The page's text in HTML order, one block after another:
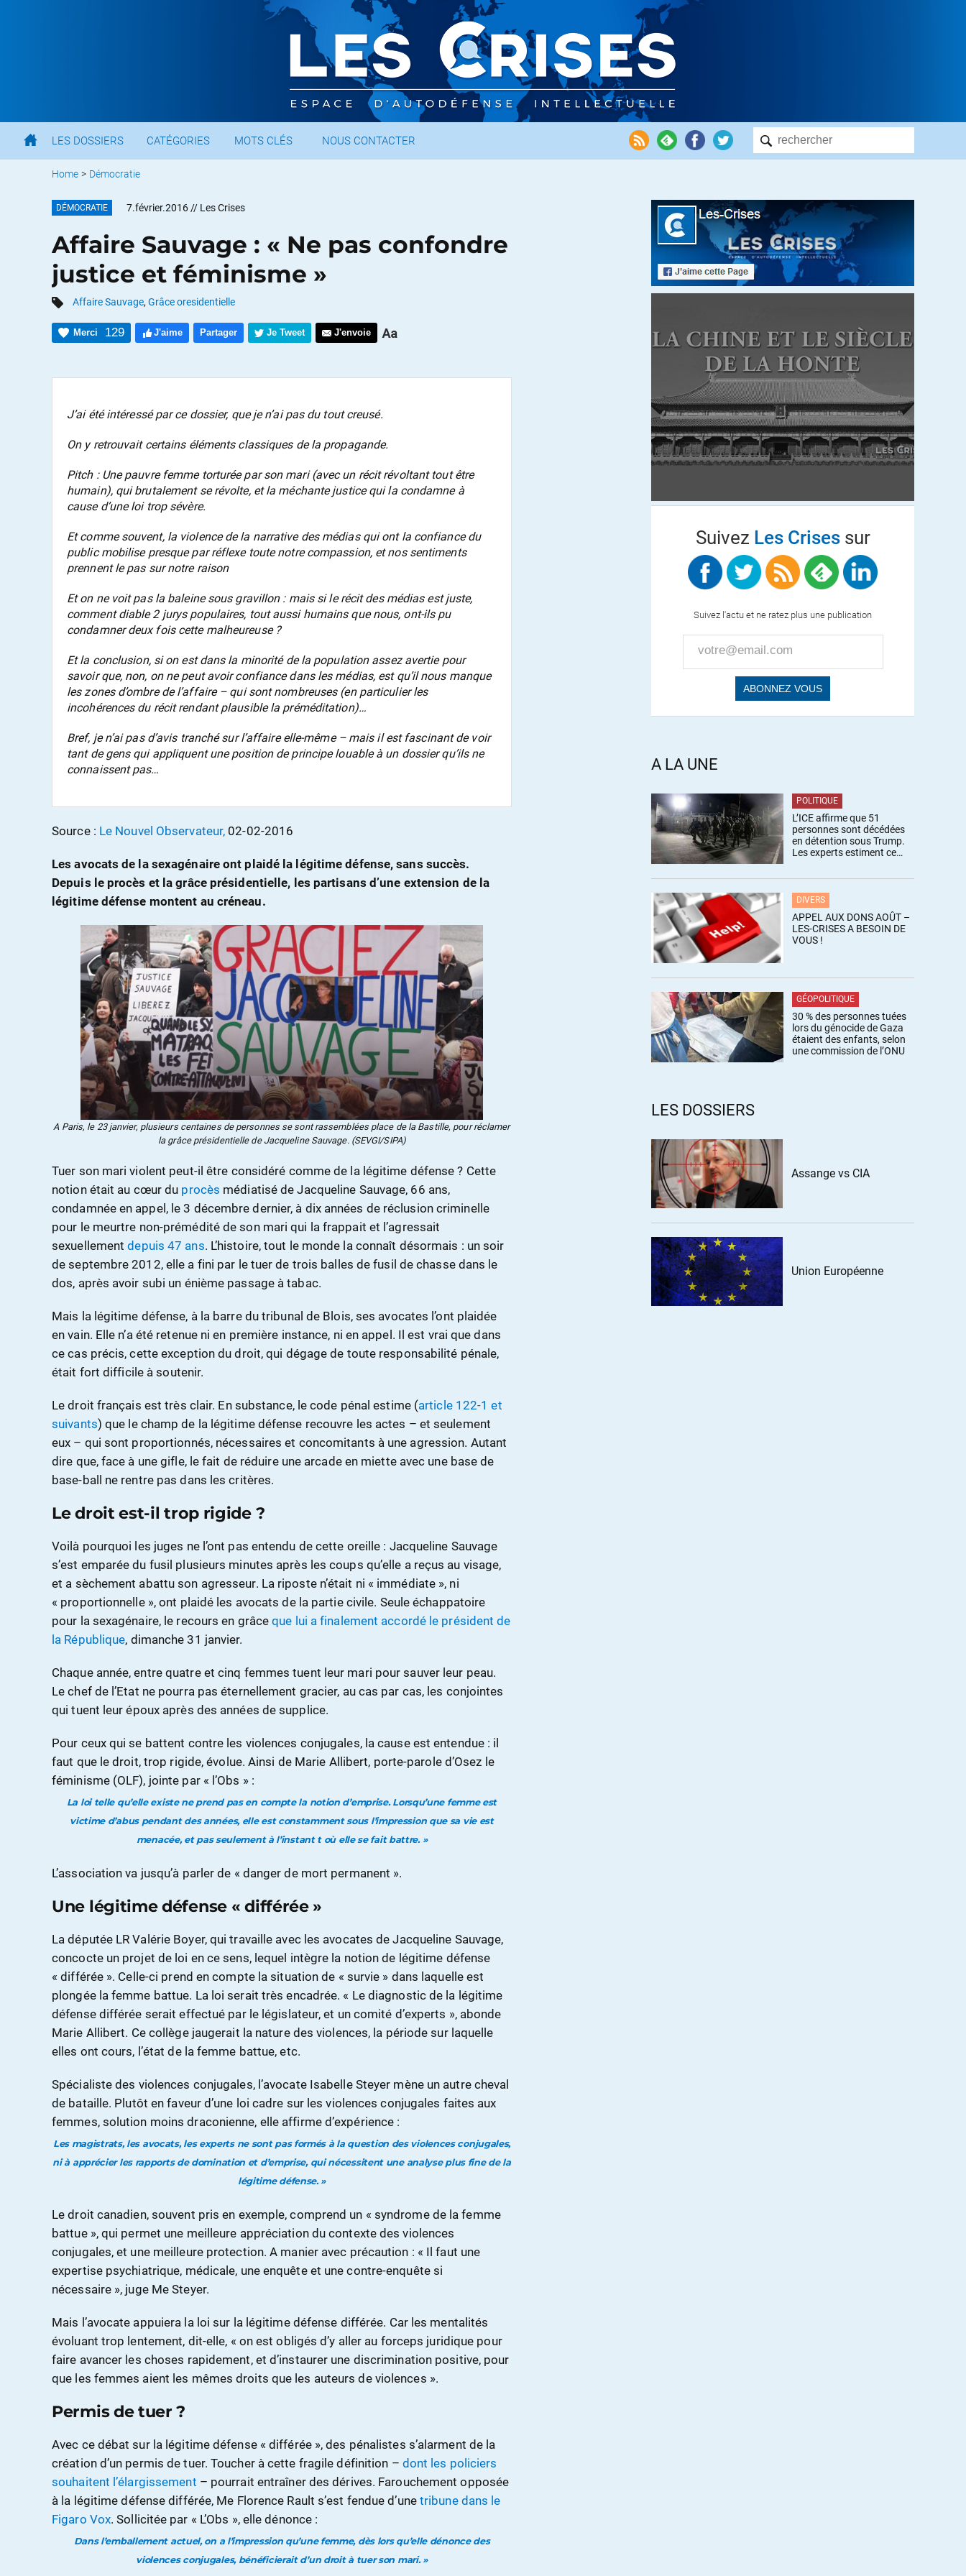
LES DOSSIERS CATÉGORIES MOTS CLÉS NOUS CONTACTER
Home > Démocratie
DÉMOCRATIE 7.février.2016 // Les Crises
Affaire Sauvage : « Ne pas confondre
justice et féminisme »
Affaire Sauvage, Grâce oresidentielle
Merci 129 J'aime Partager Je Tweet J'envoie
J’ai été intéressé par ce dossier, que je n’ai pas du tout creusé.
On y retrouvait certains éléments classiques de la propagande.
Pitch : Une pauvre femme torturée par son mari (avec un récit révoltant tout être
humain), qui brutalement se révolte, et la méchante justice qui la condamne à
cause d’une loi trop sévère.
Et comme souvent, la violence de la narrative des médias qui ont la confiance du
public mobilise presque par réflexe toute notre compassion, et nos sentiments
prennent le pas sur notre raison
Et on ne voit pas la baleine sous gravillon : mais si le récit des médias est juste,
comment diable 2 jurys populaires, tout aussi humains que nous, ont-ils pu
condamner deux fois cette malheureuse ?
Et la conclusion, si on est dans la minorité de la population assez avertie pour
savoir que, non, on ne peut avoir confiance dans les médias, est qu’il nous manque
les zones d’ombre de l’affaire – qui sont nombreuses (en particulier les
incohérences du récit rendant plausible la préméditation)…
Bref, je n’ai pas d’avis tranché sur l’affaire elle-même – mais il est fascinant de voir
tant de gens qui appliquent une position de principe louable à un dossier qu’ils ne
connaissent pas…
Source : Le Nouvel Observateur, 02-02-2016
Les avocats de la sexagénaire ont plaidé la légitime défense, sans succès.
Depuis le procès et la grâce présidentielle, les partisans d’une extension de la
légitime défense montent au créneau.
A Paris, le 23 janvier, plusieurs centaines de personnes se sont rassemblées place de la Bastille, pour réclamer
la grâce présidentielle de Jacqueline Sauvage. (SEVGI/SIPA)
Tuer son mari violent peut-il être considéré comme de la légitime défense ? Cette
notion était au cœur du procès médiatisé de Jacqueline Sauvage, 66 ans,
condamnée en appel, le 3 décembre dernier, à dix années de réclusion criminelle
pour le meurtre non-prémédité de son mari qui la frappait et l’agressait
sexuellementdepuis 47 ans. L’histoire, tout le monde la connaît désormais : un soir
de septembre 2012, elle a fini par le tuer de trois balles de fusil de chasse dans le
dos, après avoir subi un énième passage à tabac.
Mais la légitime défense, à la barre du tribunal de Blois, ses avocates l’ont plaidée
en vain. Elle n’a été retenue ni en première instance, ni en appel. Il est vrai que dans
ce cas précis, cette exception du droit, qui dégage de toute responsabilité pénale,
était fort difficile à soutenir.
Le droit français est très clair. En substance, le code pénal estime (article 122-1 et
suivants) que le champ de la légitime défense recouvre les actes – et seulement
eux – qui sont proportionnés, nécessaires et concomitants à une agression. Autant
dire que, face à une gifle, le fait de réduire une arcade en miette avec une base de
base-ball ne rentre pas dans les critères.
Le droit est-il trop rigide ?
Voilà pourquoi les juges ne l’ont pas entendu de cette oreille : Jacqueline Sauvage
s’est emparée du fusil plusieurs minutes après les coups qu’elle a reçus au visage,
et a sèchement abattu son agresseur. La riposte n’était ni « immédiate », ni
« proportionnelle », ont plaidé les avocats de la partie civile. Seule échappatoire
pour la sexagénaire, le recours en grâceque lui a finalement accordé le président de
la République, dimanche 31 janvier.
Chaque année, entre quatre et cinq femmes tuent leur mari pour sauver leur peau.
Le chef de l’Etat ne pourra pas éternellement gracier, au cas par cas, les conjointes
qui tuent leur époux après des années de supplice.
Pour ceux qui se battent contre les violences conjugales, la cause est entendue : il
faut que le droit, trop rigide, évolue. Ainsi de Marie Allibert, porte-parole d’Osez le
féminisme (OLF), jointe par « l’Obs » :
La loi telle qu’elle existe ne prend pas en compte la notion d’emprise. Lorsqu’une femme est
victime d’abus pendant des années, elle est constamment sous l’impression que sa vie est
menacée, et pas seulement à l’instant t où elle se fait battre. »
L’association va jusqu’à parler de « danger de mort permanent ».
Une légitime défense « différée »
La députée LR Valérie Boyer, qui travaille avec les avocates de Jacqueline Sauvage,
concocte un projet de loi en ce sens, lequel intègre la notion de légitime défense
« différée ». Celle-ci prend en compte la situation de « survie » dans laquelle est
plongée la femme battue. La loi serait très encadrée. « Le diagnostic de la légitime
défense différée serait effectué par le législateur, et un comité d’experts », abonde
Marie Allibert. Ce collège jaugerait la nature des violences, la période sur laquelle
elles ont cours, l’état de la femme battue, etc.
Spécialiste des violences conjugales, l’avocate Isabelle Steyer mène un autre cheval
de bataille. Plutôt en faveur d’une loi cadre sur les violences conjugales faites aux
femmes, solution moins draconienne, elle affirme d’expérience :
Les magistrats, les avocats, les experts ne sont pas formés à la question des violences conjugales,
ni à apprécier les rapports de domination et d’emprise, qui nécessitent une analyse plus fine de la
légitime défense. »
Le droit canadien, souvent pris en exemple, comprend un « syndrome de la femme
battue », qui permet une meilleure appréciation du contexte des violences
conjugales, et une meilleure protection. A manier avec précaution : « Il faut une
expertise psychiatrique, médicale, une enquête et une contre-enquête si
nécessaire », juge Me Steyer.
Mais l’avocate appuiera la loi sur la légitime défense différée. Car les mentalités
évoluant trop lentement, dit-elle, « on est obligés d’y aller au forceps juridique pour
faire avancer les choses rapidement, et d’instaurer une discrimination positive, pour
que les femmes aient les mêmes droits que les auteurs de violences ».
Permis de tuer ?
Avec ce débat sur la légitime défense « différée », des pénalistes s’alarment de la
création d’un permis de tuer. Toucher à cette fragile définition – dont les policiers
souhaitent l’élargissement – pourrait entraîner des dérives. Farouchement opposée
à la légitime défense différée, Me Florence Rault s’est fendue d’une tribune dans le
Figaro Vox. Sollicitée par « L’Obs », elle dénonce :
Dans l’emballement actuel, on a l’impression qu’une femme, dès lors qu’elle dénonce des
violences conjugales, bénéficierait d’un droit à tuer son mari. »
Suivez Les Crisessur
Suivez l'actu et ne ratez plus une publication
A LA UNE
POLITIQUE
L’ICE affirme que 51
personnes sont décédées
en détention sous Trump.
Les experts estiment ce
DIVERS
APPEL AUX DONS AOÛT –
LES-CRISES A BESOIN DE
VOUS !
GÉOPOLITIQUE
30 % des personnes tuées
lors du génocide de Gaza
étaient des enfants, selon
une commission de l’ONU
LES DOSSIERS
Assange vs CIA
Union Européenne